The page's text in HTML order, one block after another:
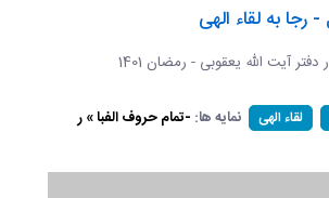
رجا به لقاء الهی
دفتر آیت الله یعقوبی - رمضان 1401
لقاء الهی نمایه ها: -تمام حروف الفبا » ر